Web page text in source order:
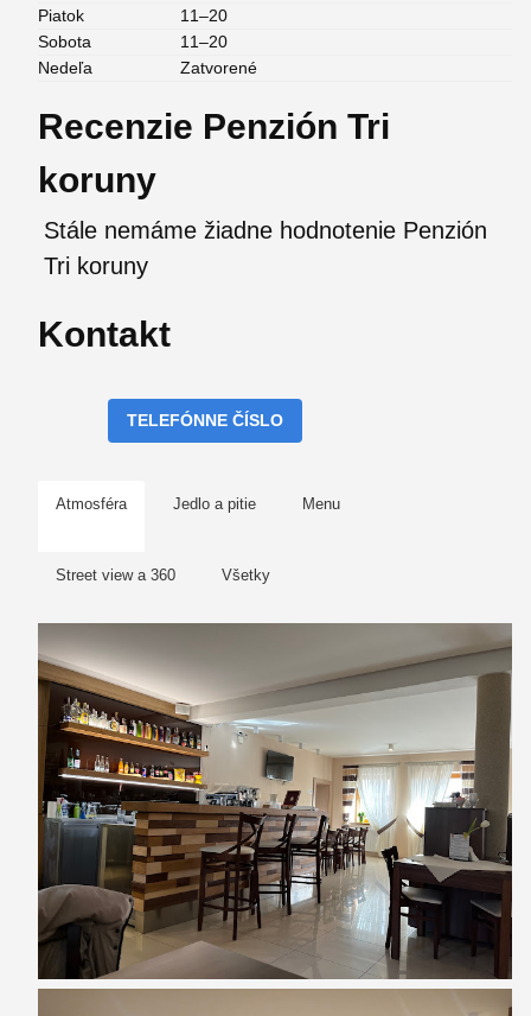
Piatok
11–20
Sobota
11–20
Nedeľa
Zatvorené
Recenzie Penzión Tri
koruny
Stále nemáme žiadne hodnotenie Penzión
Tri koruny
Kontakt
TELEFÓNNE ČÍSLO
Atmosféra Jedlo a pitie Menu
Street view a 360 Všetky